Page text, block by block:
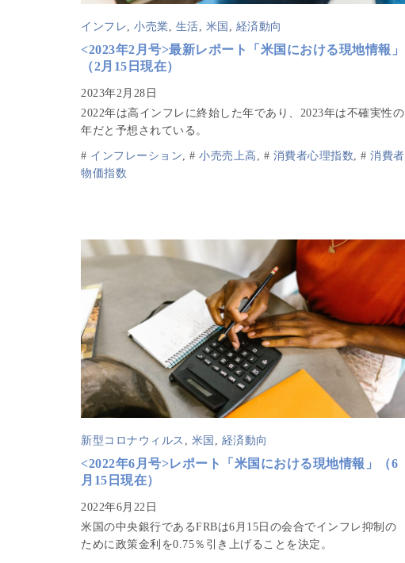
インフレ , 小売業, 生活, 米国 , 経済動向
<2023年2月号>最新レポート「米国における現地情報」
（2月15日現在）
2022年は高インフレに終始した年であり、2023年は不確実性の
年だと予想されている。
# インフレーション, # 小売売上高 , # 消費者心理指数, # 消費者
物価指数
新型コロナウィルス , 米国 , 経済動向
<2022年6月号>レポート「米国における現地情報」（6
月15日現在）
米国の中央銀行であるFRBは6月15日の会合でインフレ抑制の
ために政策金利を0.75％引き上げることを決定。